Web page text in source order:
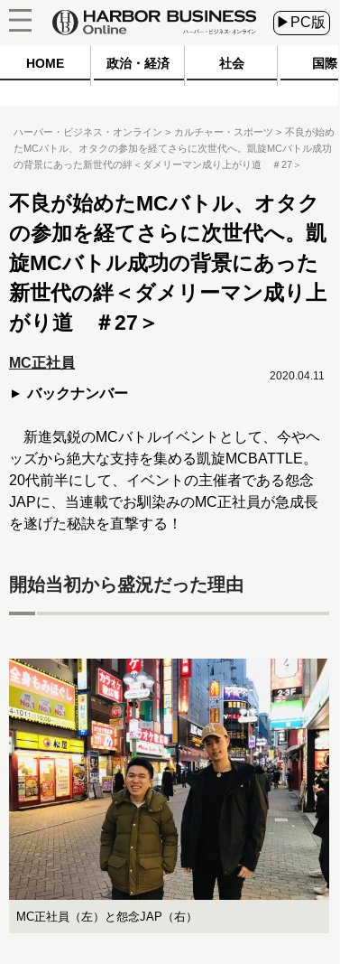
▶PC版
HOME 政治・経済 社会 国際
ハーバー・ビジネス・オンライン カルチャー・スポーツ
不良が始め
たMCバトル、オタクの参加を経てさらに次世代へ。凱旋MCバトル成功
の背景にあった新世代の絆＜ダメリーマン成り上がり道 ＃27＞
不良が始めたMCバトル、オタク
の参加を経てさらに次世代へ。凱
旋MCバトル成功の背景にあった
新世代の絆＜ダメリーマン成り上
がり道 ＃27＞
MC正社員
バックナンバー
2020.04.11
新進気鋭のMCバトルイベントとして、今やヘ
ッズから絶大な支持を集める凱旋MCBATTLE。
20代前半にして、イベントの主催者である怨念
JAPに、当連載でお馴染みのMC正社員が急成長
を遂げた秘訣を直撃する！
開始当初から盛況だった理由
MC正社員（左）と怨念JAP（右）